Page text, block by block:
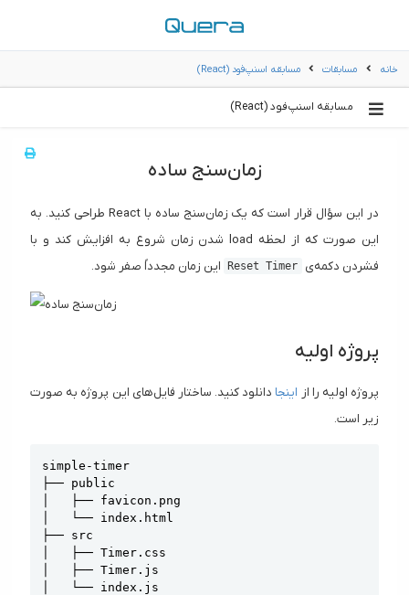
خانه مسابقات مسابقه اسنپ‌فود (React)
مسابقه اسنپ‌فود (React)
زمان‌سنج ساده
در این سؤال قرار است که یک زمان‌سنج ساده با React طراحی کنید. به
این صورت که از لحظه load شدن زمان شروع به افزایش کند و با
فشردن دکمه‌ی
Reset Timer این زمان مجدداً صفر شود.
پروژه اولیه
پروژه اولیه را از اینجا دانلود کنید. ساختار فایل‌های این پروژه به صورت
زیر است.
simple-timer
├── public
│   ├── favicon.png
│   └── index.html
├── src
│   ├── Timer.css
│   ├── Timer.js
│   └── index.js